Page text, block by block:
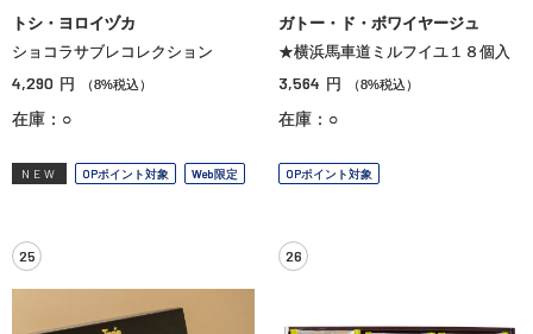
トシ・ヨロイヅカ
ショコラサブレコレクション
4,290 円 （8%税込）
在庫：○
NEW OPポイント対象 Web限定
ガトー・ド・ボワイヤージュ
★横浜馬車道ミルフイユ１８個入
3,564 円 （8%税込）
在庫：○
OPポイント対象
25 26